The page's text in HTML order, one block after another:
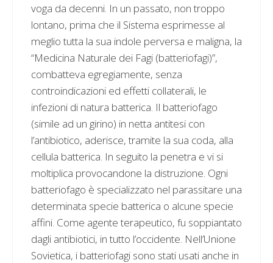
voga da decenni. In un passato, non troppo
lontano, prima che il Sistema esprimesse al
meglio tutta la sua indole perversa e maligna, la
“Medicina Naturale dei Fagi (batteriofagi)”,
combatteva egregiamente, senza
controindicazioni ed effetti collaterali, le
infezioni di natura batterica. Il batteriofago
(simile ad un girino) in netta antitesi con
l’antibiotico, aderisce, tramite la sua coda, alla
cellula batterica. In seguito la penetra e vi si
moltiplica provocandone la distruzione. Ogni
batteriofago è specializzato nel parassitare una
determinata specie batterica o alcune specie
affini. Come agente terapeutico, fu soppiantato
dagli antibiotici, in tutto l’occidente. Nell’Unione
Sovietica, i batteriofagi sono stati usati anche in